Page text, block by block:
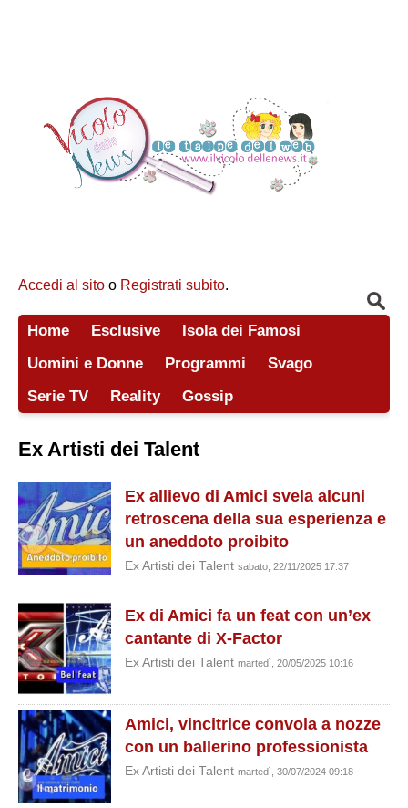
Accedi al sito o Registrati subito.
Home Esclusive
Isola dei Famosi
Uomini e Donne
Programmi
Svago
Serie TV
Reality Gossip
Ex Artisti dei Talent
Ex allievo di Amici svela alcuni
retroscena della sua esperienza e
un aneddoto proibito
Ex Artisti dei Talent sabato, 22/11/2025 17:37
Ex di Amici fa un feat con un’ex
cantante di X-Factor
Ex Artisti dei Talent martedì, 20/05/2025 10:16
Amici, vincitrice convola a nozze
con un ballerino professionista
Ex Artisti dei Talent martedì, 30/07/2024 09:18